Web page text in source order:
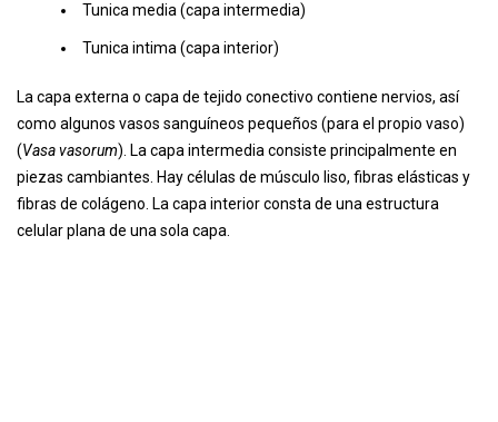
Tunica media (capa intermedia)
Tunica intima (capa interior)
La capa externa o capa de tejido conectivo contiene nervios, así
como algunos vasos sanguíneos pequeños (para el propio vaso)
(Vasa vasorum). La capa intermedia consiste principalmente en
piezas cambiantes. Hay células de músculo liso, fibras elásticas y
fibras de colágeno. La capa interior consta de una estructura
celular plana de una sola capa.